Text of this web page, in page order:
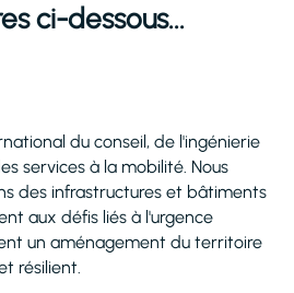
ci-dessous...
du conseil, de l'ingénierie
services à la mobilité. Nous
des infrastructures et bâtiments
aux défis liés à l'urgence
un aménagement du territoire
résilient.